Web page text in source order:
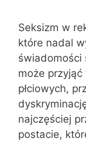
Seksizm w
które nadal
świadomości
może
płciowych,
najczęściej
postacie,